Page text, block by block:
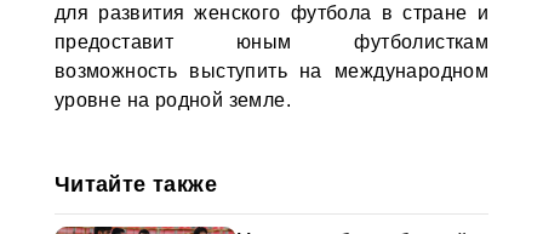
для развития женского футбола в стране и
предоставит юным футболисткам
возможность выступить на международном
уровне на родной земле.
Читайте также